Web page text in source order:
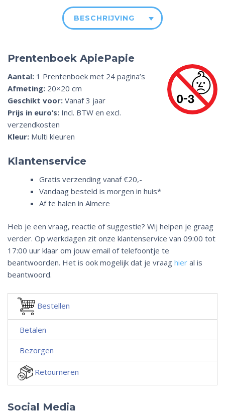
BESCHRIJVING
Prentenboek ApiePapie
Aantal: 1 Prentenboek met 24 pagina’s
Afmeting: 20×20 cm
Geschikt voor: Vanaf 3 jaar
Prijs in euro’s: Incl. BTW en excl.
verzendkosten
Kleur: Multi kleuren
Klantenservice
Gratis verzending vanaf €20,-
Vandaag besteld is morgen in huis*
Af te halen in Almere
Heb je een vraag, reactie of suggestie? Wij helpen je graag
verder. Op werkdagen zit onze klantenservice van 09:00 tot
17:00 uur klaar om jouw email of telefoontje te
beantwoorden. Het is ook mogelijk dat je vraag hier al is
beantwoord.
Bestellen
Betalen
Bezorgen
Retourneren
Social Media